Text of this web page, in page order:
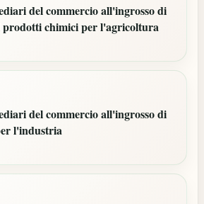
del commercio all'ingrosso di
chimici per l'agricoltura
del commercio all'ingrosso di
l'industria